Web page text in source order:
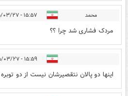
محمد ۱۵:۵۷ - ۱۴۰۵/۰۳/۲۷
مردک فشاری شد چرا ؟؟
۱۵:۵۹ - ۱۴۰۵/۰۳/۲۷
اینها دو پالان نتقصیرشان نیست از دو